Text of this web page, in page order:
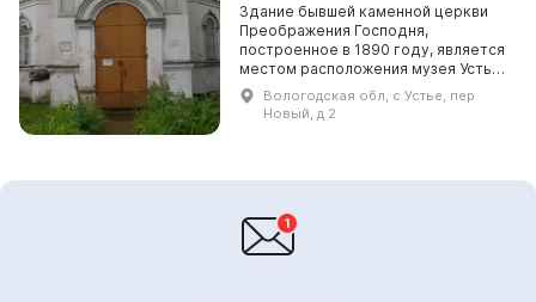
Здание бывшей каменной церкви
Преображения Господня,
построенное в 1890 году, является
местом расположения музея Устья.
Он является одним из культурных
центров района и представляет
собой визитную кар...
Вологодская обл, с Устье, пер
Новый, д 2